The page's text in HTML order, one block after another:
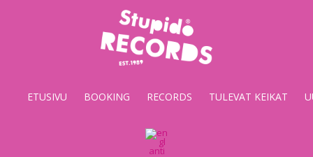
Stupido
Records
&
ETUSIVU BOOKING RECORDS TULEVAT KEIKAT